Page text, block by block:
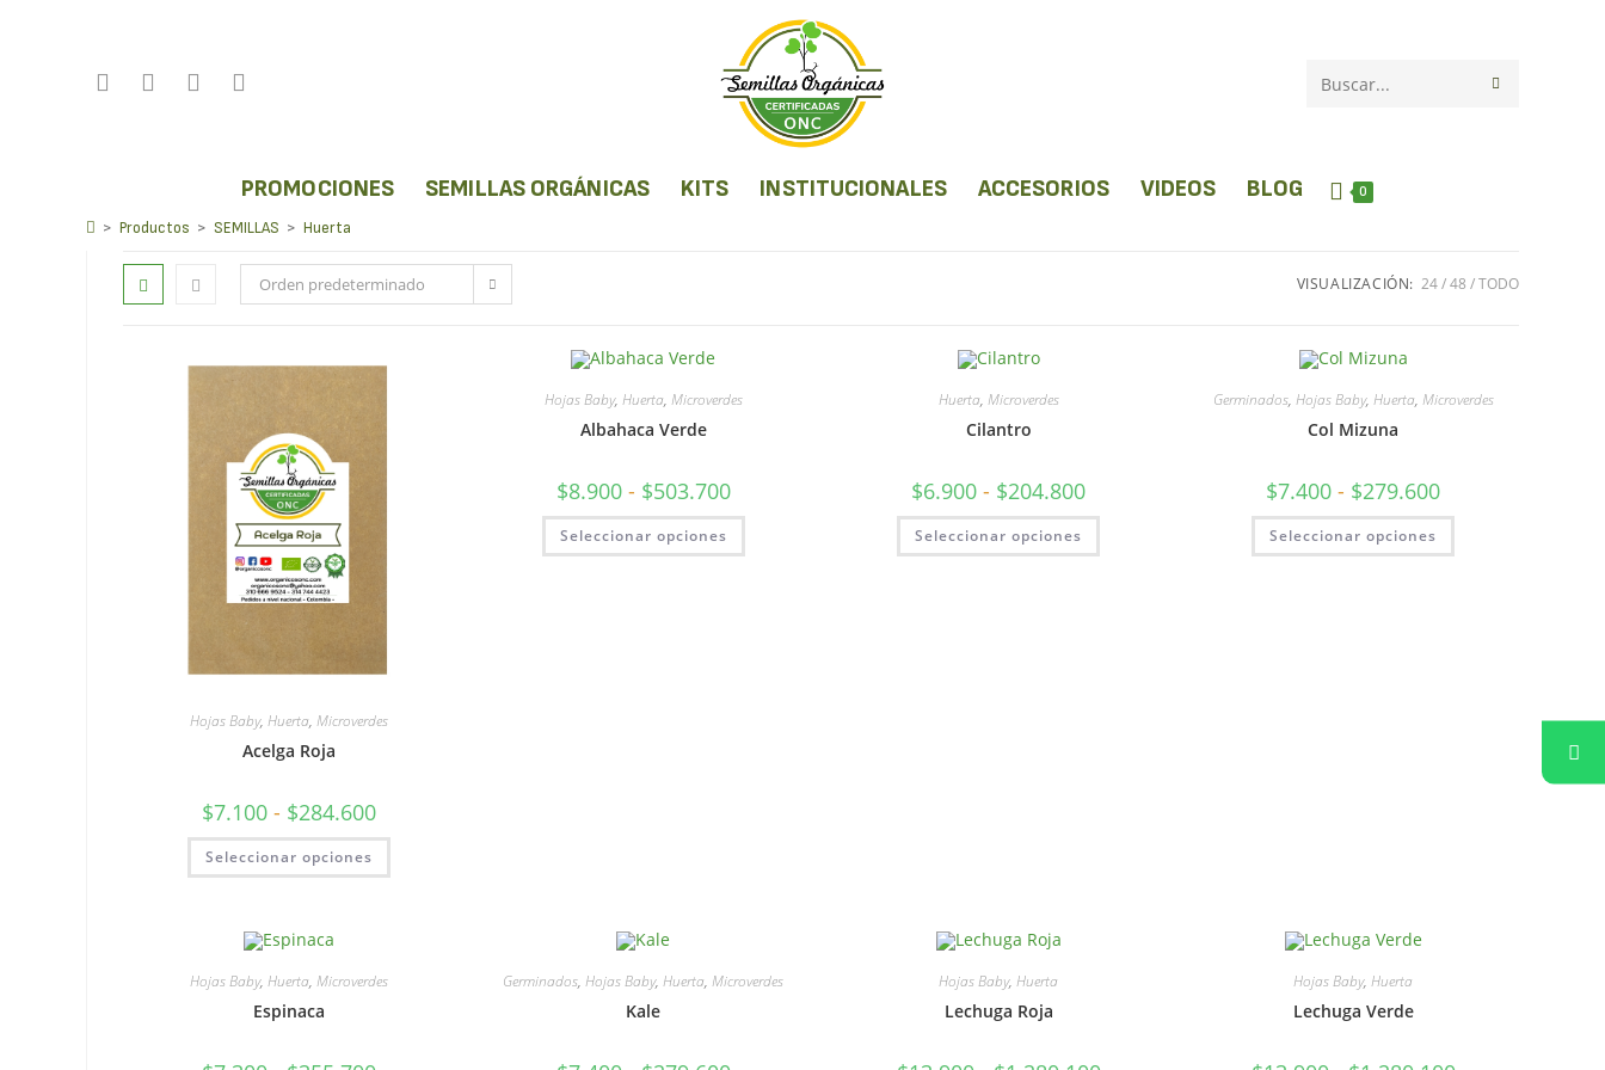
Buscar
esta
PROMOCIONES SEMILLAS ORGÁNICAS KITS INSTITUCIONALES ACCESORIOS VIDEOS BLOG 0
> Productos > SEMILLAS > Huerta
Orden predeterminado VISUALIZACIÓN: 24 48 TODO
Hojas Baby, Huerta, Microverdes
Acelga Roja
$7.100 - $284.600
Seleccionar opciones
Hojas Baby, Huerta, Microverdes
Albahaca Verde
$8.900 - $503.700
Seleccionar opciones
Huerta, Microverdes
Cilantro
$6.900 - $204.800
Seleccionar opciones
Germinados, Hojas Baby, Huerta, Microverdes
Col Mizuna
$7.400 - $279.600
Seleccionar opciones
Hojas Baby, Huerta, Microverdes
Espinaca
Germinados,Hojas Baby,Huerta,Microverdes
Kale
Hojas Baby,Huerta
Lechuga Roja
Hojas Baby,Huerta
Lechuga Verde